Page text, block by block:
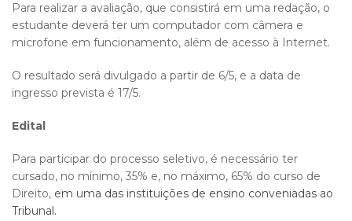
Para realizar a avaliação, que consistirá em uma redação, o
estudante deverá ter um computador com câmera e
microfone em funcionamento, além de acesso à Internet.
O resultado será divulgado a partir de 6/5, e a data de
ingresso prevista é 17/5.
Edital
Para participar do processo seletivo, é necessário ter
cursado, no mínimo, 35% e, no máximo, 65% do curso de
Direito, em uma das instituições de ensino conveniadas ao
Tribunal.